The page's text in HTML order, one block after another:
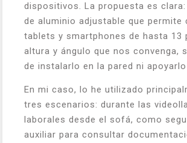
dispositivos. La propuesta es
de aluminio adjustable que permite
tablets y smartphones de hasta 13
altura y ángulo que nos convenga,
de instalarlo en la pared ni
En mi caso, lo he utilizado
tres escenarios: durante las
laborales desde el sofá, como
auxiliar para consultar